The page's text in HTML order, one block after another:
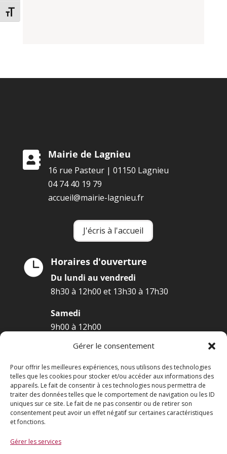
Gérer le consentement
Pour offrir les meilleures expériences, nous utilisons des technologies
telles que les cookies pour stocker et/ou accéder aux informations des
appareils. Le fait de consentir à ces technologies nous permettra de
traiter des données telles que le comportement de navigation ou les ID
uniques sur ce site. Le fait de ne pas consentir ou de retirer son
consentement peut avoir un effet négatif sur certaines caractéristiques
et fonctions.
Gérer les services
Changer la taille de la police
 Mairie de Lagnieu
16 rue Pasteur | 01150 Lagnieu
04 74 40 19 79
accueil@mairie-lagnieu.fr
J'écris à l'accueil
 Horaires d'ouverture
Du lundi au vendredi
8h30 à 12h00 et 13h30 à 17h30
Samedi
9h00 à 12h00
Mentions légales
Politique de confidentialité